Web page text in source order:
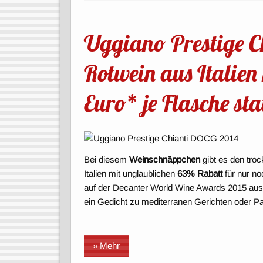
Uggiano Prestige
Rotwein aus
Euro* je Flasche
Bei diesemWeinschnäppchen gibt es den
Italien mit unglaublichen63% Rabattfür nur
auf der Decanter World Wine Awards 2015
ein Gedicht zu mediterranen Gerichten oder
» Mehr